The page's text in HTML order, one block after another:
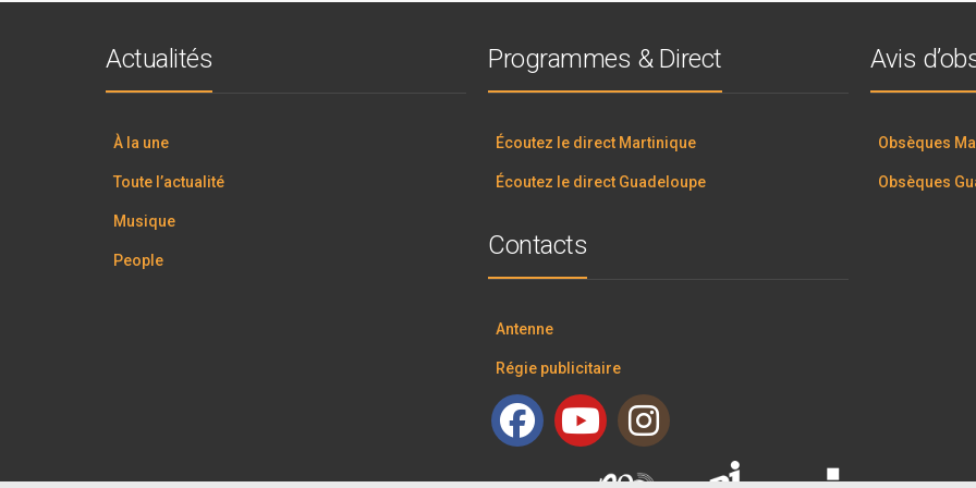
Actualités
À la une
Toute l’actualité
Musique
People
Programmes & Direct
Écoutez le direct Martinique
Écoutez le direct Guadeloupe
Avis
Obsèques
Obsèques
Contacts
Antenne
Régie publicitaire